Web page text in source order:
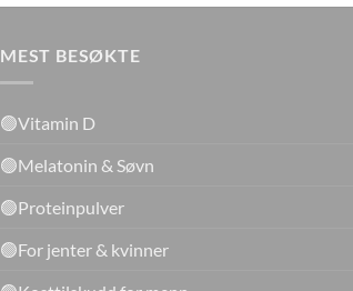
MEST BESØKTE
🟢Vitamin D
🟢Melatonin & Søvn
🟢Proteinpulver
🟢For jenter & kvinner